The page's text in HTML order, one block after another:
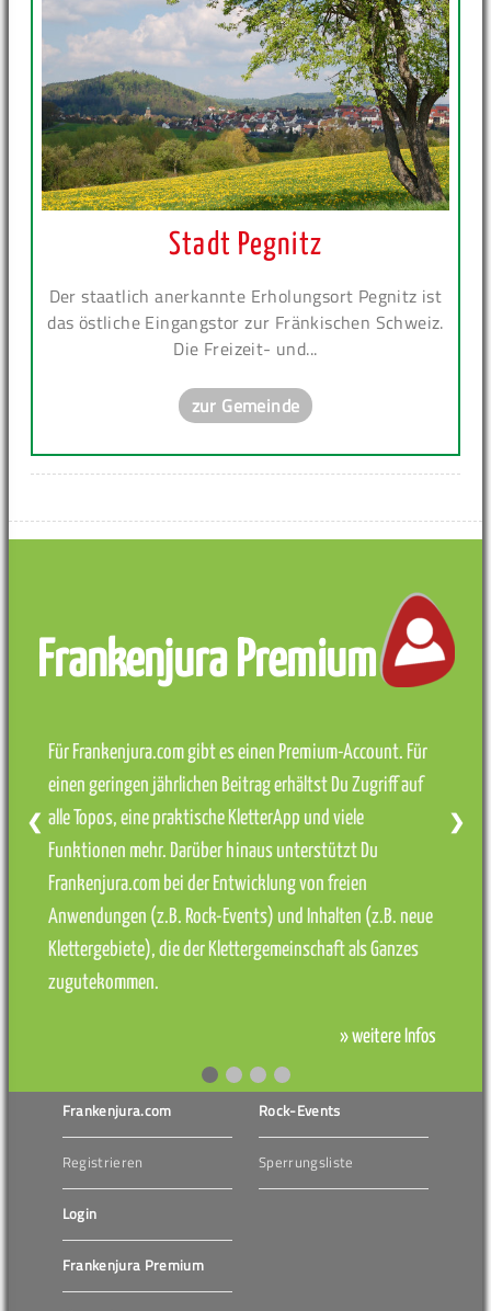
Stadt Pegnitz
Der staatlich anerkannte Erholungsort Pegnitz ist
das östliche Eingangstor zur Fränkischen Schweiz.
Die Freizeit- und...
zur Gemeinde
Frankenjura Premium
Für Frankenjura.com gibt es einen Premium-Account. Für
einen geringen jährlichen Beitrag erhältst Du Zugriff auf
alle Topos, eine praktische KletterApp und viele
Funktionen mehr. Darüber hinaus unterstützt Du
Frankenjura.com bei der Entwicklung von freien
Anwendungen (z.B. Rock-Events) und Inhalten (z.B. neue
Klettergebiete), die der Klettergemeinschaft als Ganzes
zugutekommen.
» weitere Infos
❮ ❯
Frankenjura.com
Registrieren
Login
Frankenjura Premium
Rock-Events
Sperrungsliste